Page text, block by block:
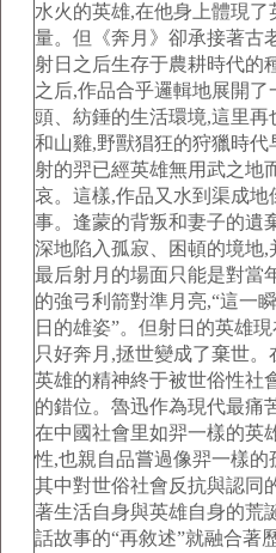
水火的英雄,在他身上體現了
量。但《奔月》卻承接著古
射日之后生存于農耕時代的
之后,作品合乎邏輯地展開
頭、紡錘的生活環境,這里
和山雞,野獸猖狂的狩獵時
射的羿已經英雄無用武之地
哀。這樣,作品又水到渠成
事。逢蒙的背叛和妻子的遺
深地陷入孤寂、困頓的境地
最后射月的場面只能是對當
的強弓利箭對準月亮,“這一
日的雄姿”。但射日的英雄
只好奔月,拯世變成了棄世
英雄的精神終于被世俗性社
的錯位。魯迅作為現代最痛
在中國社會里如羿一樣的英
性,也親自品嘗過像羿一樣
其中對世俗社會反抗與認同
著生活自身與英雄自身的荒
話故事的“再敘述”就融合著